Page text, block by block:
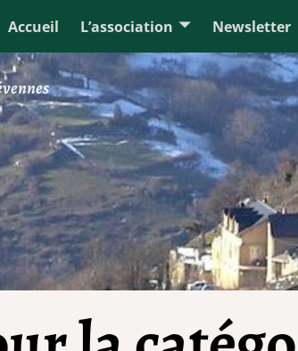
Accueil L’association Newsletter